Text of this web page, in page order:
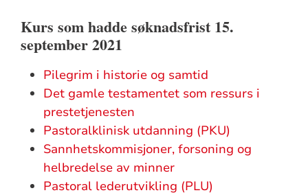
Kurs som hadde søknadsfrist 15.
september 2021
Pilegrim i historie og samtid
Det gamle testamentet som ressurs i
prestetjenesten
Pastoralklinisk utdanning (PKU)
Sannhetskommisjoner, forsoning og
helbredelse av minner
Pastoral lederutvikling (PLU)